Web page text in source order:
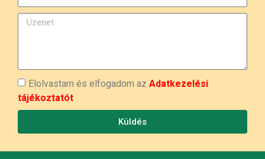
Elolvastam és elfogadom az Adatkezelési
tájékoztatót
Küldés